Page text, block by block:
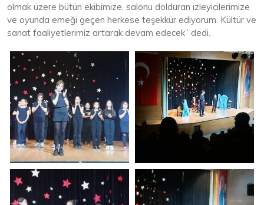
olmak üzere bütün ekibimize, salonu dolduran izleyicilerimize
ve oyunda emeği geçen herkese teşekkür ediyorum. Kültür ve
sanat faaliyetlerimiz artarak devam edecek” dedi.